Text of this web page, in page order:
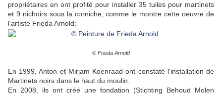
propriétaires en ont profité pour installer 35 tuiles pour martinets
et 9 nichoirs sous la corniche, comme le montre cette oeuvre de
l'artiste Frieda Arnold:
© Frieda Arnold
En 1999,Anton et Mirjam Koenraad ont constaté l'installation de
Martinets noirs dans le haut du moulin.
En 2008, ils ont créé une fondation (Stichting Behoud Molen